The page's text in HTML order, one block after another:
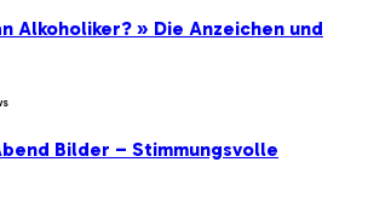
Alkoholiker? » Die Anzeichen und
Bilder – Stimmungsvolle